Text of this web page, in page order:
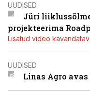
UUDISED
Jüri
projekteerima
Lisatud video
UUDISED
Linas Agro